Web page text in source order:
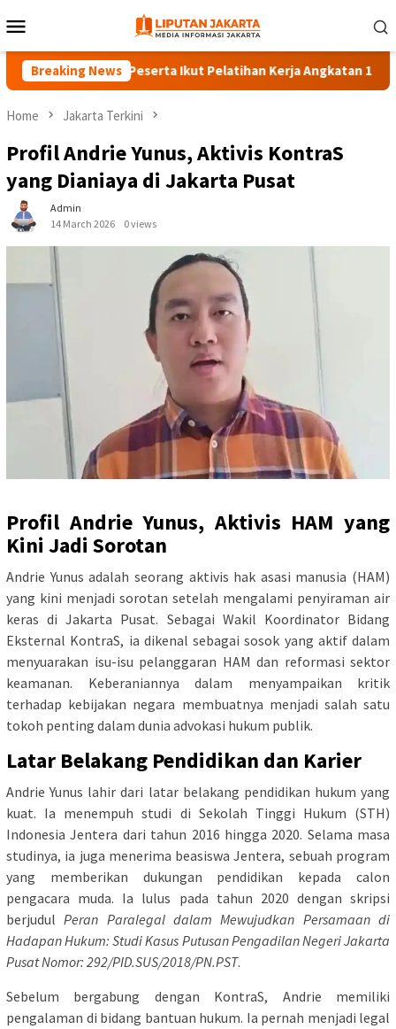
to
Menu
Breaking News
140 Peserta Ikut Pelatihan Kerja Angkatan 1 di PPKD
Home Jakarta Terkini
Profil Andrie Yunus, Aktivis KontraS
yang Dianiaya di Jakarta Pusat
Admin
14 March 2026
0 views
Profil Andrie Yunus, Aktivis HAM yang
Kini Jadi Sorotan
Andrie Yunus adalah seorang aktivis hak asasi manusia (HAM)
yang kini menjadi sorotan setelah mengalami penyiraman air
keras di Jakarta Pusat. Sebagai Wakil Koordinator Bidang
Eksternal KontraS, ia dikenal sebagai sosok yang aktif dalam
menyuarakan isu-isu pelanggaran HAM dan reformasi sektor
keamanan. Keberaniannya dalam menyampaikan kritik
terhadap kebijakan negara membuatnya menjadi salah satu
tokoh penting dalam dunia advokasi hukum publik.
Latar Belakang Pendidikan dan Karier
Andrie Yunus lahir dari latar belakang pendidikan hukum yang
kuat. Ia menempuh studi di Sekolah Tinggi Hukum (STH)
Indonesia Jentera dari tahun 2016 hingga 2020. Selama masa
studinya, ia juga menerima beasiswa Jentera, sebuah program
yang memberikan dukungan pendidikan kepada calon
pengacara muda. Ia lulus pada tahun 2020 dengan skripsi
berjudulPeran Paralegal dalam Mewujudkan Persamaan di
Hadapan Hukum: Studi Kasus Putusan Pengadilan Negeri Jakarta
Pusat Nomor: 292/PID.SUS/2018/PN.PST.
Sebelum bergabung dengan KontraS, Andrie memiliki
pengalaman di bidang bantuan hukum. Ia pernah menjadi legal